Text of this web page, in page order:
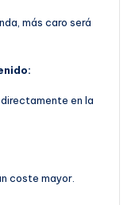
más caro será
en la
coste mayor.